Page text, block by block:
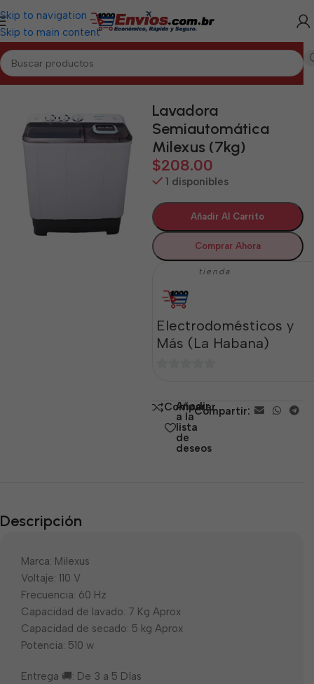
Skip to navigation
Skip to main content
Inicio/LA HABANA/Electrodomésticos La Habana
Lavadora
Semiautomática
Milexus (7kg)
$208.00
1 disponibles
Añadir Al Carrito
Comprar Ahora
tienda
Electrodomésticos y
Más (La Habana)
5 Comparar
Añadir
a la
lista
de
deseos
Compartir:
Descripción
Marca: Milexus
Voltaje: 110 V
Frecuencia: 60 Hz
Capacidad de lavado: 7 Kg Aprox
Capacidad de secado: 5 kg Aprox
Potencia: 510 w
Entrega 🚚: De 3 a 5 Días